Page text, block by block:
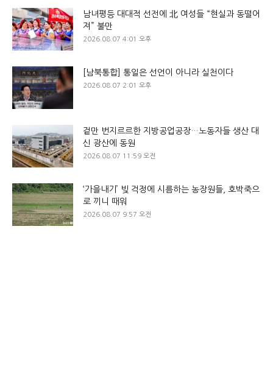
남녀평등 대대적 선전에 北 여성들 “현실과 동떨어
져” 불만
2026.08.07 4:01 오후
[남북통합] 통일은 선언이 아니라 실천이다
2026.08.07 2:01 오후
겉만 번지르르한 지방공업공장…노동자들 생산 대
신 광산에 동원
2026.08.07 11:59 오전
‘가을내기’ 빚 걱정에 시름하는 농장원들, 호박죽으
로 끼니 때워
2026.08.07 9:57 오전